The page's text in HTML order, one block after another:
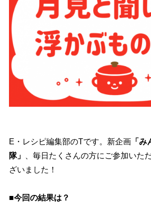
E・レシピ編集部のTです。新企画「み
隊」
、毎日たくさんの方にご参加いた
ざいました！
■今回の結果は？